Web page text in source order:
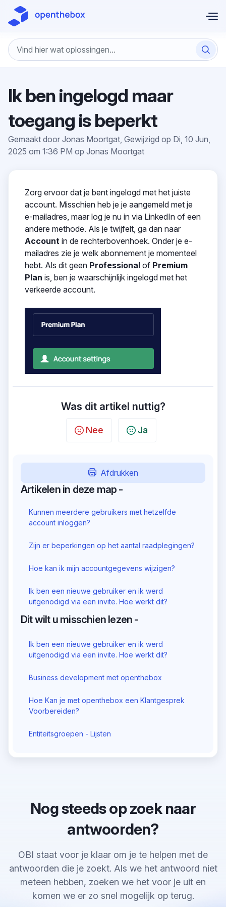
Doorgaan naar hoofdinhoud
Ik ben ingelogd maar
toegang is beperkt
Gemaakt door Jonas Moortgat, Gewijzigd op Di, 10 Jun,
2025 om 1:36 PM op Jonas Moortgat
Zorg ervoor dat je bent ingelogd met het juiste
account. Misschien heb je je aangemeld met je
e-mailadres, maar log je nu in via LinkedIn of een
andere methode. Als je twijfelt, ga dan naar
Account in de rechterbovenhoek. Onder je e-
mailadres zie je welk abonnement je momenteel
hebt. Als dit geen Professional of Premium
Plan is, ben je waarschijnlijk ingelogd met het
verkeerde account.
Was dit artikel nuttig?
Nee Ja
Afdrukken
Artikelen in deze map -
Kunnen meerdere gebruikers met hetzelfde
account inloggen?
Zijn er beperkingen op het aantal raadplegingen?
Hoe kan ik mijn accountgegevens wijzigen?
Ik ben een nieuwe gebruiker en ik werd
uitgenodigd via een invite. Hoe werkt dit?
Dit wilt u misschien lezen -
Ik ben een nieuwe gebruiker en ik werd
uitgenodigd via een invite. Hoe werkt dit?
Business development met openthebox
Hoe Kan je met openthebox een Klantgesprek
Voorbereiden?
Entiteitsgroepen - Lijsten
Nog steeds op zoek naar
antwoorden?
OBI staat voor je klaar om je te helpen met de
antwoorden die je zoekt. Als we het antwoord niet
meteen hebben, zoeken we het voor je uit en
komen we er zo snel mogelijk op terug.